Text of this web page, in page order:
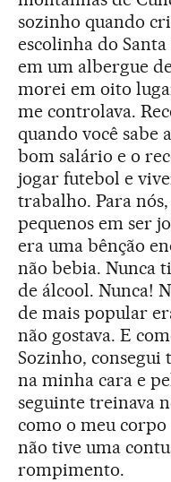
sozinho quando
escolinha do
em um albergue
morei em oito
me controlava.
quando você
bom salário e o
jogar futebol e
trabalho. Para
pequenos em ser
era uma bênção
não bebia. Nunca
de álcool. Nunca!
de mais popular
não gostava. E
Sozinho, consegui
na minha cara e
seguinte treinava
como o meu corpo
não tive uma
rompimento.